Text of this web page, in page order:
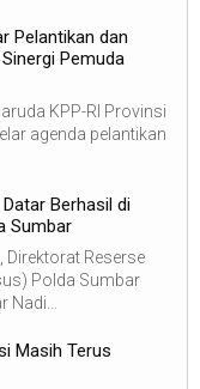
Pelantikan dan
Pemuda
KPP-RI Provinsi
agenda pelantikan
Berhasil di
Sumbar
Direktorat Reserse
Polda Sumbar
Masih Terus